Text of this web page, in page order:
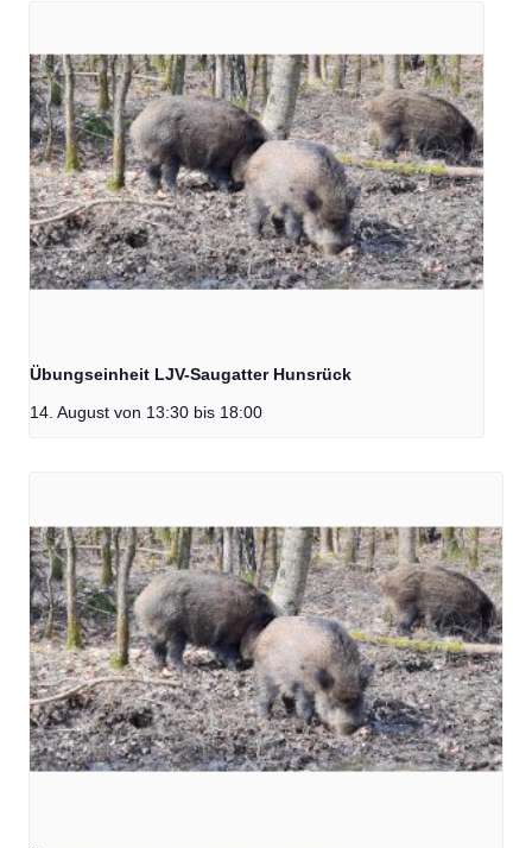
Übungseinheit LJV-Saugatter Hunsrück
14. August von 13:30 bis 18:00